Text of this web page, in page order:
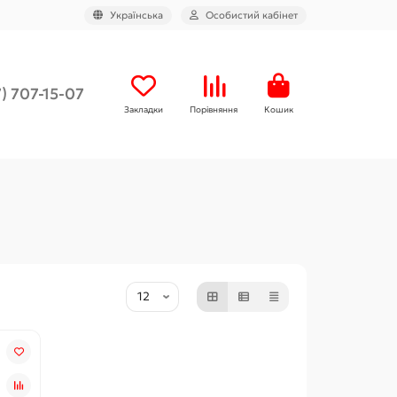
Українська Особистий кабінет
707-15-07
Закладки Порівняння Кошик